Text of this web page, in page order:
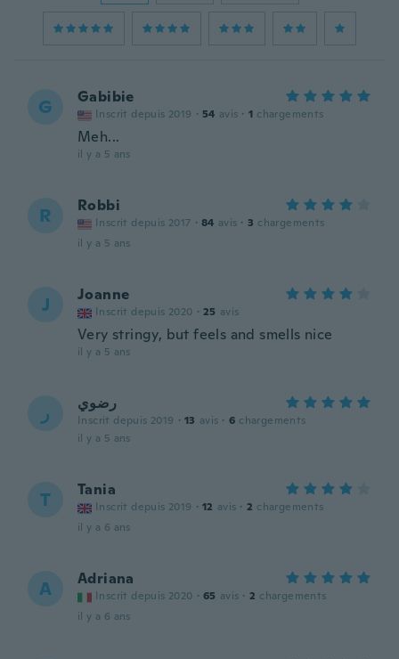
G Gabibie
Inscrit depuis 2019 · 54 avis · 1 chargements
Meh...
il y a 5 ans
R Robbi
Inscrit depuis 2017 · 84 avis · 3 chargements
il y a 5 ans
J Joanne
Inscrit depuis 2020 · 25 avis
Very stringy, but feels and smells nice
il y a 5 ans
ر رضوي
Inscrit depuis 2019 · 13 avis · 6 chargements
il y a 5 ans
T Tania
Inscrit depuis 2019 · 12 avis · 2 chargements
il y a 6 ans
A Adriana
Inscrit depuis 2020 · 65 avis · 2 chargements
il y a 6 ans